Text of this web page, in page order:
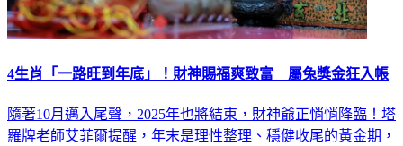
4生肖「一路旺到年底」！財神賜福爽致富 屬兔獎金狂入帳
隨著10月邁入尾聲，2025年也將結束，財神爺正悄悄降臨！塔
羅牌老師艾菲爾提醒，年末是理性整理、穩健收尾的黃金期，